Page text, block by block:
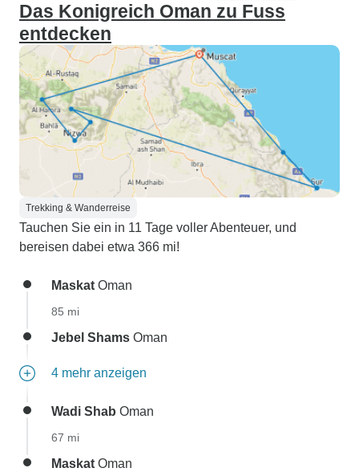
Das Konigreich Oman zu Fuss
entdecken
Trekking & Wanderreise
Tauchen Sie ein in 11 Tage voller Abenteuer, und
bereisen dabei etwa 366 mi!
Maskat Oman
85 mi
Jebel Shams Oman
4 mehr anzeigen
Wadi Shab Oman
67 mi
Maskat Oman